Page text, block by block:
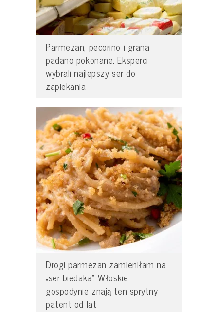
Parmezan, pecorino i grana
padano pokonane. Eksperci
wybrali najlepszy ser do
zapiekania
Drogi parmezan zamieniłam na
„ser biedaka”. Włoskie
gospodynie znają ten sprytny
patent od lat